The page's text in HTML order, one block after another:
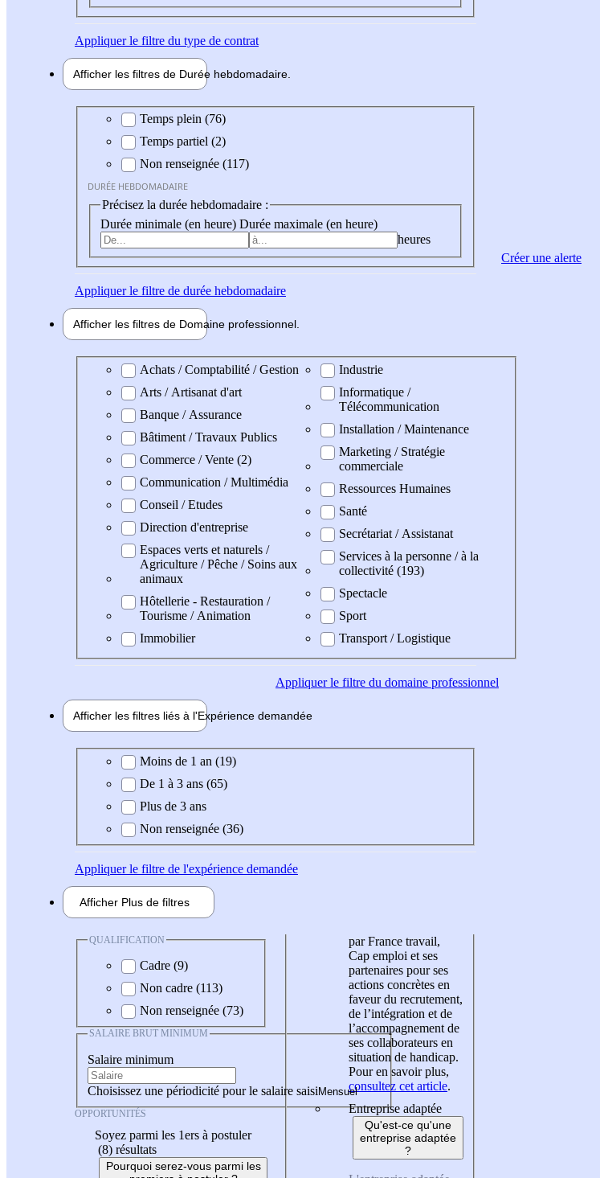
Appliquerle filtre du type de contrat
Afficher les filtres de Durée hebdomadaire
Durée hebdomadaire
Temps plein (76)
Temps partiel (2)
Non renseignée (117)
DURÉE HEBDOMADAIRE
Précisez la durée hebdomadaire :
Durée minimale (en heure) Durée maximale (en heure)
heures
Appliquerle filtre de durée hebdomadaire
Afficher les filtres de Domaine professionnel
Domaine professionel
Achats / Comptabilité / Gestion
Arts / Artisanat d'art
Banque / Assurance
Bâtiment / Travaux Publics
Commerce / Vente (2)
Communication / Multimédia
Conseil / Etudes
Direction d'entreprise
Espaces verts et naturels /
Agriculture / Pêche / Soins aux
animaux
Hôtellerie - Restauration /
Tourisme / Animation
Immobilier
Industrie
Informatique /
Télécommunication
Installation / Maintenance
Marketing / Stratégie
commerciale
Ressources Humaines
Santé
Secrétariat / Assistanat
Services à la personne / à la
collectivité (193)
Spectacle
Sport
Transport / Logistique
Appliquerle filtre du domaine professionnel
Afficher les filtres liés à l'Expérience demandée
Expérience demandée
Moins de 1 an (19)
De 1 à 3 ans (65)
Plus de 3 ans
Non renseignée (36)
Appliquerle filtre de l'expérience demandée
Afficher Plus de filtres
QUALIFICATION
Cadre (9)
Non cadre (113)
Non renseignée (73)
SALAIRE BRUT MINIMUM
Salaire minimum
Choisissez une périodicité pour le salaire saisi
OPPORTUNITÉS
Soyez parmi les 1ers à postuler
(8) résultats
Pourquoi serez-vous parmi les
par France travail,
Cap emploi et ses
partenaires pour ses
actions concrètes en
faveur du recrutement,
de l’intégration et de
l’accompagnement de
ses collaborateurs en
situation de handicap.
Pour en savoir plus,
consultez cet article.
Entreprise adaptée
Qu'est-ce qu'une
entreprise adaptée
?
Créer une alerte